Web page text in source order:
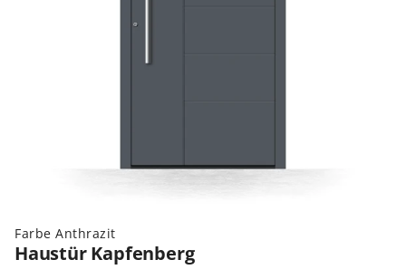
Farbe Anthrazit
Haustür Kapfenberg